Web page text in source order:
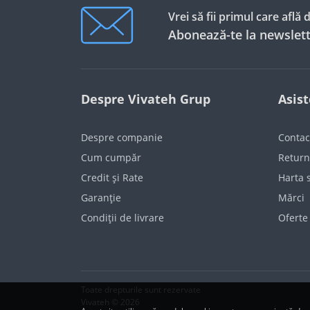
Încălzitoare instant
Radiatoare oțel
Radiatoare aluminiu
Uscătoare
Termostate
Termostat de cameră
Accesorii montaj
Cutie Distribuitor
Automatizări pentru
încălzire în pardoseală
Vrei să fii primul care află
Abonează-te la
Despre Vivateh Grup
Despre companie
Cum cumpăr
Credit și Rate
Garanție
Condiții de livrare
Harta
Mărci
Toate drepturile sunt rezervate
Vivateh © 2026